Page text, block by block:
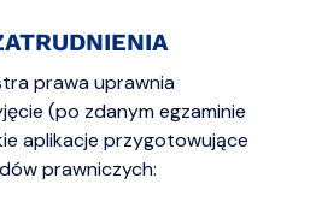
prawa uprawnia
(po zdanym egzaminie
aplikacje przygotowujące
prawniczych: